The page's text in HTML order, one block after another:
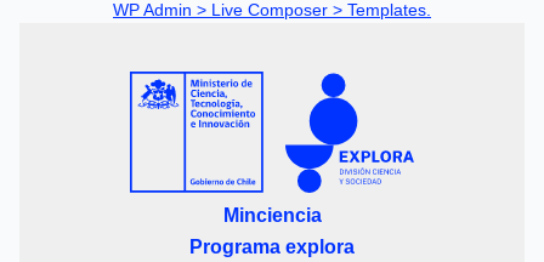
WP Admin > Live Composer > Templates.
Minciencia
Programa explora